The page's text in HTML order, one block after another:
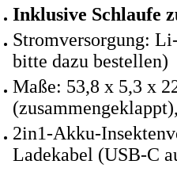
Inklusive Schlaufe
Stromversorgung:
bitte dazu bestellen)
Maße: 53,8 x 5,3 x
2in1-Akku-
Ladekabel (USB-C